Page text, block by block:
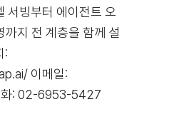
서빙부터 에이전트 오
지 전 계층을 함께 설
:
이메일:
화: 02-6953-5427